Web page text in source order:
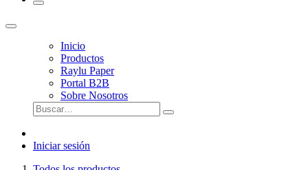
Inicio
Productos
Raylu Paper
Portal B2B
Sobre Nosotros
Iniciar sesión